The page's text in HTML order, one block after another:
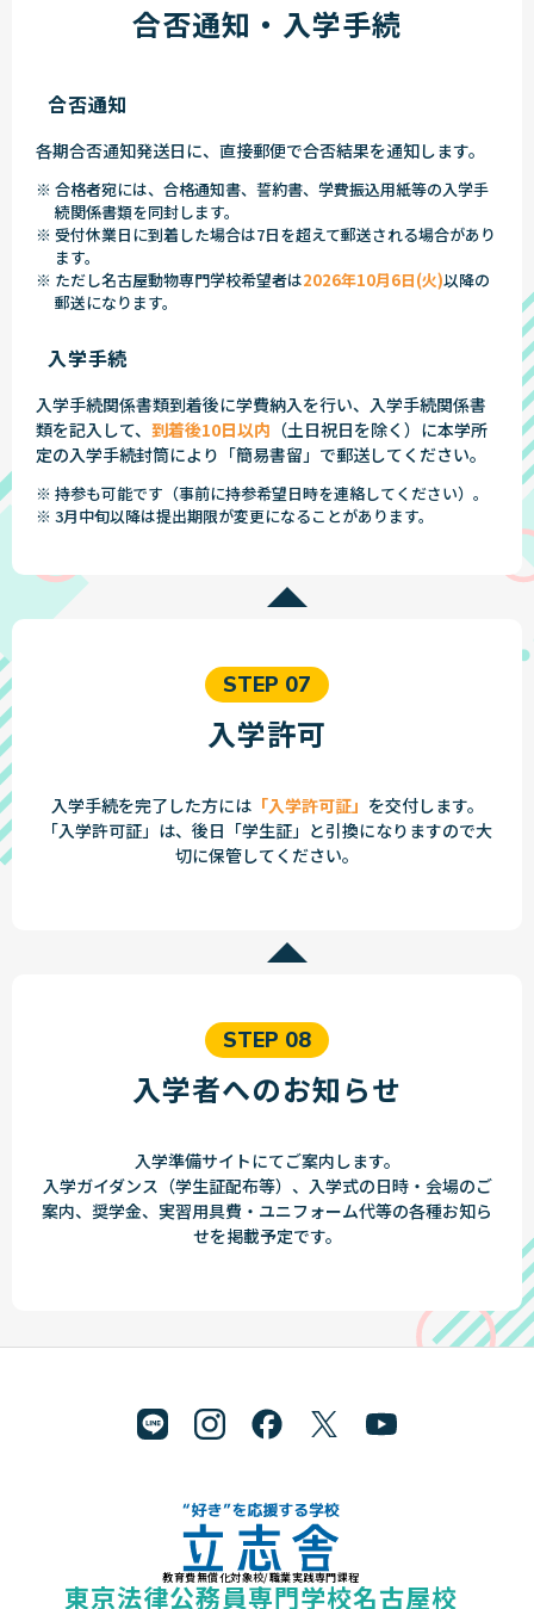
合否通知・入学手続
合否通知
各期合否通知発送日に、直接郵便で合否結果を通知します。
※ 合格者宛には、合格通知書、誓約書、学費振込用紙等の入学手
続関係書類を同封します。
※ 受付休業日に到着した場合は7日を超えて郵送される場合があり
ます。
※ ただし名古屋動物専門学校希望者は2026年10月6日(火)以降の
郵送になります。
入学手続
入学手続関係書類到着後に学費納入を行い、入学手続関係書
類を記入して、 到着後10日以内 （土日祝日を除く）に本学所
定の入学手続封筒により「簡易書留」で郵送してください。
※ 持参も可能です（事前に持参希望日時を連絡してください）。
※ 3月中旬以降は提出期限が変更になることがあります。
STEP 07
入学許可
入学手続を完了した方には「入学許可証」 を交付します。
「入学許可証」は、後日「学生証」と引換になりますので大
切に保管してください。
STEP 08
入学者へのお知らせ
入学準備サイトにてご案内します。
入学ガイダンス（学生証配布等）、入学式の日時・会場のご
案内、奨学金、実習用具費・ユニフォーム代等の各種お知ら
せを掲載予定です。
"好き"を応援する学校 立志舎
教育費無償化対象校/職業実践専門課程
東京法律公務員専門学校名古屋校